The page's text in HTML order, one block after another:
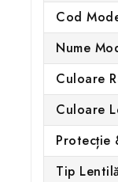
Cod
Nume
Culoare
Culoare
Protecție
Tip